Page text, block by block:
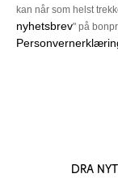
kan når som helst
nyhetsbrev" på
Dra